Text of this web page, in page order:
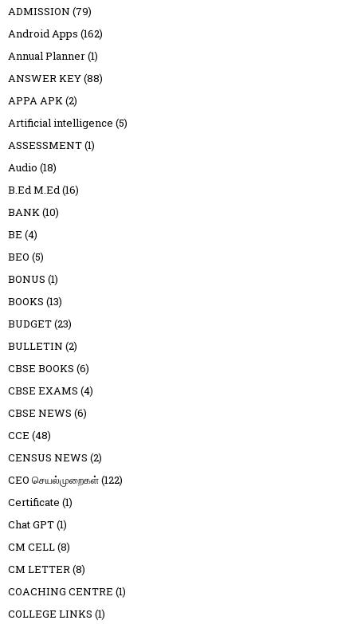
ADMISSION (79)
Android Apps (162)
Annual Planner(1)
ANSWER KEY(88)
APPA APK(2)
Artificial intelligence (5)
ASSESSMENT(1)
Audio (18)
B.Ed M.Ed(16)
BANK(10)
BE (4)
BEO (5)
BONUS (1)
BOOKS (13)
BUDGET(23)
BULLETIN (2)
CBSE BOOKS (6)
CBSE EXAMS (4)
CBSE NEWS (6)
CCE (48)
CENSUS NEWS (2)
CEO செயல்முறைகள்(122)
Certificate (1)
Chat GPT(1)
CM CELL(8)
CM LETTER(8)
COACHING CENTRE (1)
COLLEGE LINKS (1)